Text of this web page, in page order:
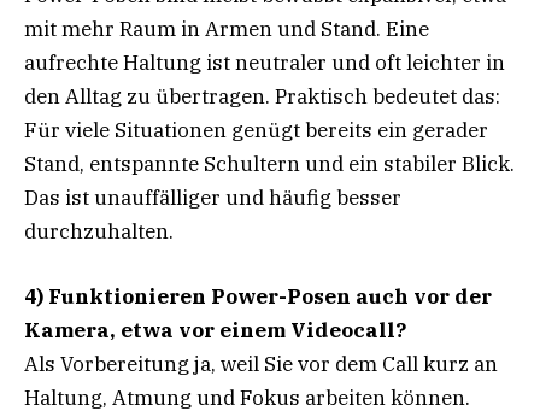
mit mehr Raum in Armen und Stand. Eine
aufrechte Haltung ist neutraler und oft leichter in
den Alltag zu übertragen. Praktisch bedeutet das:
Für viele Situationen genügt bereits ein gerader
Stand, entspannte Schultern und ein stabiler Blick.
Das ist unauffälliger und häufig besser
durchzuhalten.
4) Funktionieren Power-Posen auch vor der
Kamera, etwa vor einem Videocall?
Als Vorbereitung ja, weil Sie vor dem Call kurz an
Haltung, Atmung und Fokus arbeiten können.